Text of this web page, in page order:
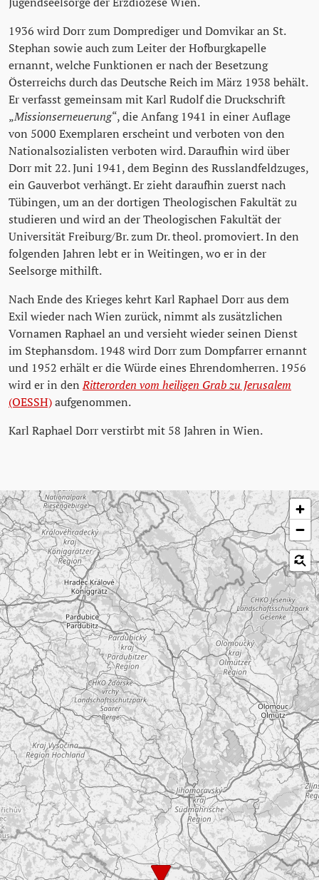
1936 wird Dorr zum Domprediger und Domvikar an St.
Stephan sowie auch zum Leiter der Hofburgkapelle
ernannt, welche Funktionen er nach der Besetzung
Österreichs durch das Deutsche Reich im März 1938 behält.
Er verfasst gemeinsam mit Karl Rudolf die Druckschrift
„Missionserneuerung“, die Anfang 1941 in einer Auflage
von 5000 Exemplaren erscheint und verboten von den
Nationalsozialisten verboten wird. Daraufhin wird über
Dorr mit 22. Juni 1941, dem Beginn des Russlandfeldzuges,
ein Gauverbot verhängt. Er zieht daraufhin zuerst nach
Tübingen, um an der dortigen Theologischen Fakultät zu
studieren und wird an der Theologischen Fakultät der
Universität Freiburg/Br. zum Dr. theol. promoviert. In den
folgenden Jahren lebt er in Weitingen, wo er in der
Seelsorge mithilft.
Nach Ende des Krieges kehrt Karl Raphael Dorr aus dem
Exil wieder nach Wien zurück, nimmt als zusätzlichen
Vornamen Raphael an und versieht wieder seinen Dienst
im Stephansdom. 1948 wird Dorr zum Dompfarrer ernannt
und 1952 erhält er die Würde eines Ehrendomherren. 1956
wird er in denRitterorden vom heiligen Grab zu Jerusalem
(OESSH)aufgenommen.
Karl Raphael Dorr verstirbt mit 58 Jahren in Wien.
Karte überspringen